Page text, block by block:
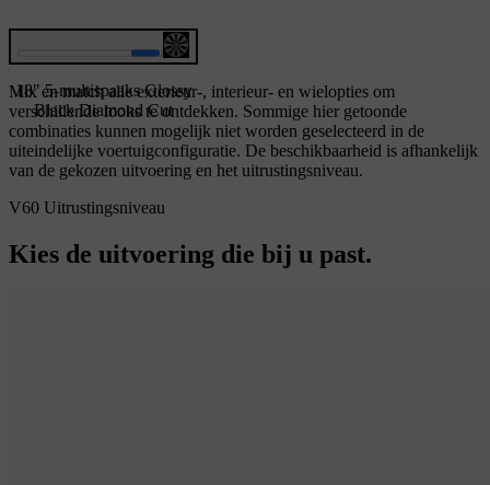
18" 5-multispaaks Glossy
Black Diamond Cut
Mix en match alle exterieur-, interieur- en wielopties om
verschillende looks te ontdekken. Sommige hier getoonde
combinaties kunnen mogelijk niet worden geselecteerd in de
uiteindelijke voertuigconfiguratie. De beschikbaarheid is afhankelijk
van de gekozen uitvoering en het uitrustingsniveau.
V60 Uitrustingsniveau
Kies de uitvoering die bij u past.